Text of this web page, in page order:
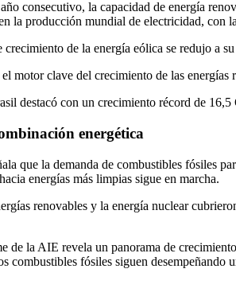
consecutivo, la capacidad de energía
la producción mundial de electricidad,
crecimiento de la energía eólica se redujo a
motor clave del crecimiento de las
destacó con un crecimiento récord de
energética
que la demanda de combustibles fósiles
energías más limpias sigue en marcha.
renovables y la energía nuclear
de la AIE revela un panorama de
combustibles fósiles siguen